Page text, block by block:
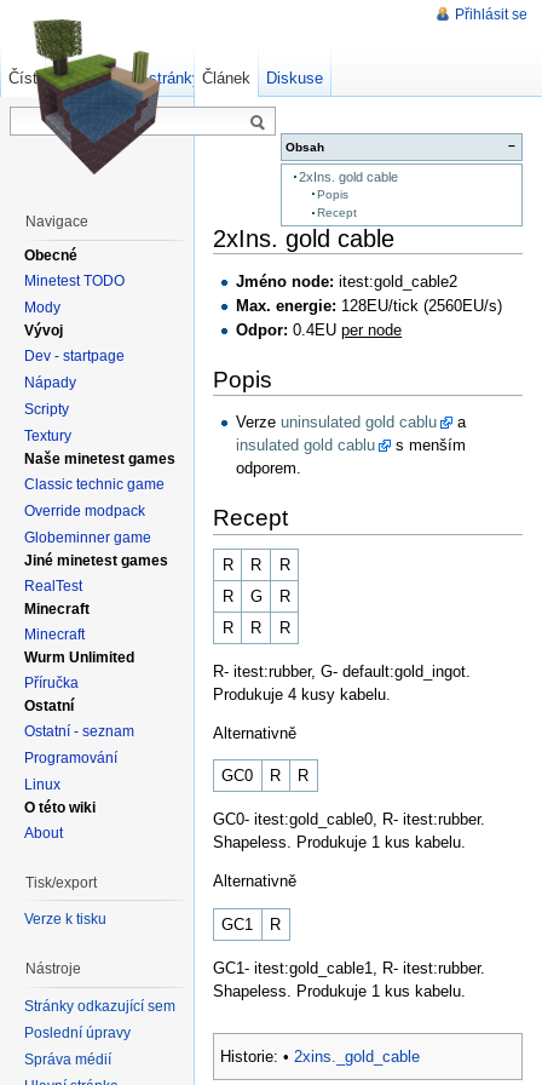
−
Obsah
2xIns. gold cable
Popis
Recept
2xIns. gold cable
Jméno node: itest:gold_cable2
Max. energie: 128EU/tick (2560EU/s)
Odpor: 0.4EUper node
Popis
Verzeuninsulated gold cablu
a
insulated gold cablu
s menším
odporem.
Recept
R R
R
R
G
R
R
R R
R- itest:rubber, G- default:gold_ingot.
Produkuje 4 kusy kabelu.
Alternativně
GC0 R R
GC0- itest:gold_cable0, R- itest:rubber.
Shapeless. Produkuje 1 kus kabelu.
Alternativně
GC1 R
GC1- itest:gold_cable1, R- itest:rubber.
Shapeless. Produkuje 1 kus kabelu.
Historie: • 2xins._gold_cable
Přihlásit se
Článek Diskuse
Číst Zdrojový kód stránky Starší verze
Navigace
Obecné
Minetest TODO
Mody
Vývoj
Dev - startpage
Nápady
Scripty
Textury
Naše minetest games
Classic technic game
Override modpack
Globeminner game
Jiné minetest games
RealTest
Minecraft
Minecraft
Wurm Unlimited
Příručka
Ostatní
Ostatní - seznam
Programování
Linux
O této wiki
About
Tisk/export
Verze k tisku
Nástroje
Stránky odkazující sem
Poslední úpravy
Správa médií